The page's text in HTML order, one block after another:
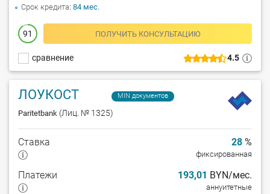
4.5
сравнение
91 ПОЛУЧИТЬ КОНСУЛЬТАЦИЮ
Срок кредита 84 мес.
ЛОУКОСТ MIN документов
Paritetbank (Лиц. № 1325)
Ставка 28 %
фиксированная
Платежи 193,01 BYN/мес.
аннуитетные